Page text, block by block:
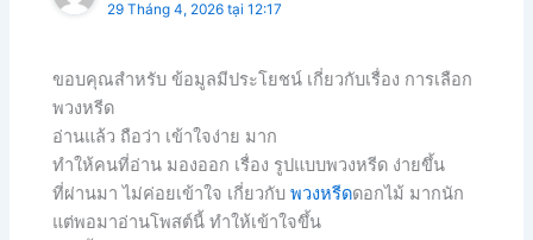
29 Tháng 4, 2026 tại 12:17
ขอบคุณสำหรับ ข้อมูลมีประโยชน์ เกี่ยวกับเรื่อง การเลือก
พวงหรีด
อ่านแล้ว ถือว่า เข้าใจง่าย มาก
ทำให้คนที่อ่าน มองออก เรื่อง รูปแบบพวงหรีด ง่ายขึ้น
ที่ผ่านมา ไม่ค่อยเข้าใจ เกี่ยวกับพวงหรีดดอกไม้ มากนัก
แต่พอมาอ่านโพสต์นี้ ทำให้เข้าใจขึ้น